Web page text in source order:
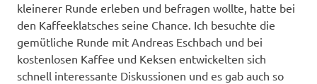
kleinerer Runde erleben und befragen wollte, hatte bei
den Kaffeeklatsches seine Chance. Ich besuchte die
gemütliche Runde mit Andreas Eschbach und bei
kostenlosen Kaffee und Keksen entwickelten sich
schnell interessante Diskussionen und es gab auch so